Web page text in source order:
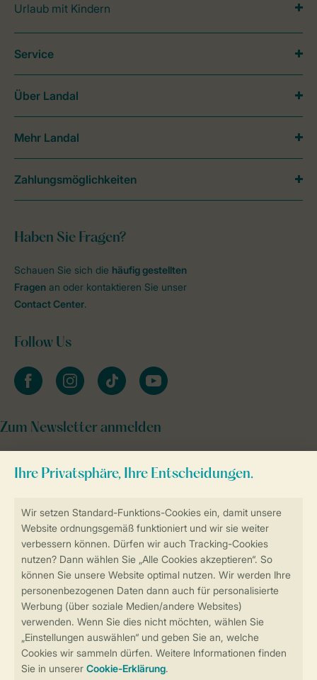
Sicherstellung Deiner Privatsphäre
Sicher und schnell zur Online-Buchung
Sichere Datenübertragung
Sicheres Bezahlen
Urlaub mit Kindern
Haben Sie Fragen?
Schauen Sie sich die häufig gestellten
Fragen an oder kontaktieren Sie unser
Contact Center.
Follow Us
facebookinstagramtiktok youtube
Zum Newsletter anmelden
Service
Über Landal
Mehr Landal
Zahlungsmöglichkeiten